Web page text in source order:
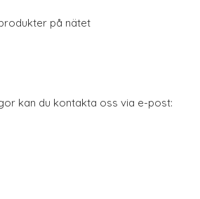
på nätet
kan du kontakta oss via e-post: